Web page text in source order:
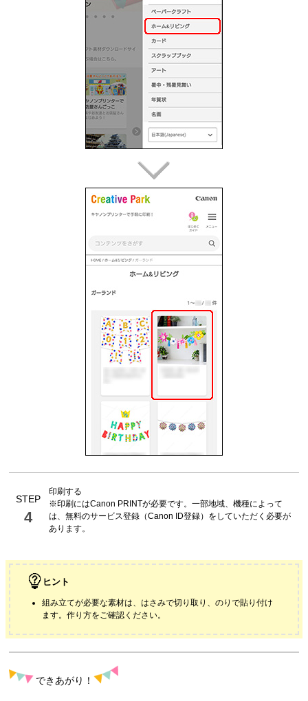
STEP
4
印刷する
※印刷にはCanon PRINTが必要です。一部地域、機種によって
は、無料のサービス登録（Canon ID登録）をしていただく必要が
あります。
ヒント
組み立てが必要な素材は、はさみで切り取り、のりで貼り付け
ます。作り方をご確認ください。
できあがり！